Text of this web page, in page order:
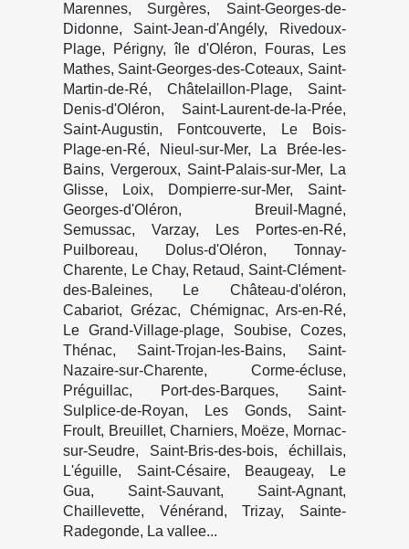
Marennes, Surgères, Saint-Georges-de-
Didonne, Saint-Jean-d'Angély, Rivedoux-
Plage, Périgny, île d'Oléron, Fouras, Les
Mathes, Saint-Georges-des-Coteaux, Saint-
Martin-de-Ré, Châtelaillon-Plage, Saint-
Denis-d'Oléron, Saint-Laurent-de-la-Prée,
Saint-Augustin, Fontcouverte, Le Bois-
Plage-en-Ré, Nieul-sur-Mer, La Brée-les-
Bains, Vergeroux, Saint-Palais-sur-Mer, La
Glisse, Loix, Dompierre-sur-Mer, Saint-
Georges-d'Oléron, Breuil-Magné,
Semussac, Varzay, Les Portes-en-Ré,
Puilboreau, Dolus-d'Oléron, Tonnay-
Charente, Le Chay, Retaud, Saint-Clément-
des-Baleines, Le Château-d'oléron,
Cabariot, Grézac, Chémignac, Ars-en-Ré,
Le Grand-Village-plage, Soubise, Cozes,
Thénac, Saint-Trojan-les-Bains, Saint-
Nazaire-sur-Charente, Corme-écluse,
Préguillac, Port-des-Barques, Saint-
Sulplice-de-Royan, Les Gonds, Saint-
Froult, Breuillet, Charniers, Moëze, Mornac-
sur-Seudre, Saint-Bris-des-bois, échillais,
L'éguille, Saint-Césaire, Beaugeay, Le
Gua, Saint-Sauvant, Saint-Agnant,
Chaillevette, Vénérand, Trizay, Sainte-
Radegonde, La vallee...